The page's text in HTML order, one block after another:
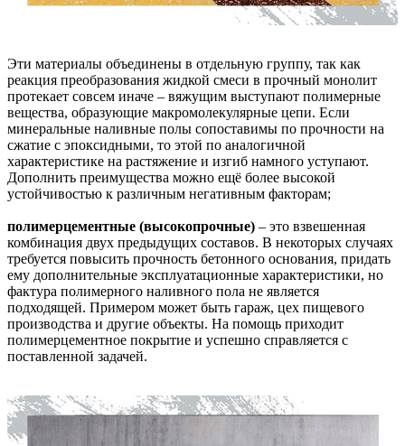
Эти материалы объединены в отдельную группу, так как
реакция преобразования жидкой смеси в прочный монолит
протекает совсем иначе – вяжущим выступают полимерные
вещества, образующие макромолекулярные цепи. Если
минеральные наливные полы сопоставимы по прочности на
сжатие с эпоксидными, то этой по аналогичной
характеристике на растяжение и изгиб намного уступают.
Дополнить преимущества можно ещё более высокой
устойчивостью к различным негативным факторам;
полимерцементные (высокопрочные) – это взвешенная
комбинация двух предыдущих составов. В некоторых случаях
требуется повысить прочность бетонного основания, придать
ему дополнительные эксплуатационные характеристики, но
фактура полимерного наливного пола не является
подходящей. Примером может быть гараж, цех пищевого
производства и другие объекты. На помощь приходит
полимерцементное покрытие и успешно справляется с
поставленной задачей.